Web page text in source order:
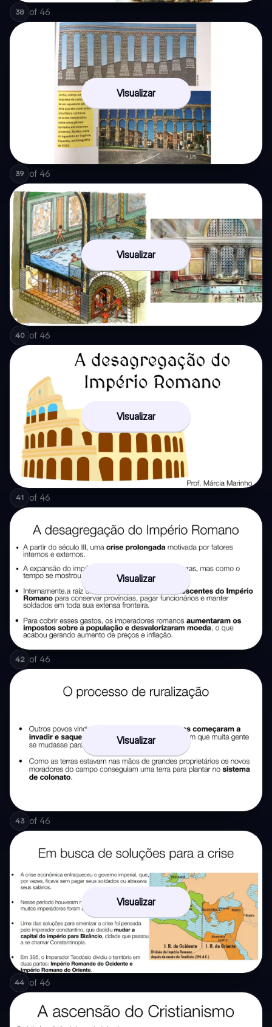
38 of 46
Visualizar
39 of 46
Visualizar
40 of 46
Visualizar
41 of 46
Visualizar
42 of 46
Visualizar
43 of 46
Visualizar
44 of 46